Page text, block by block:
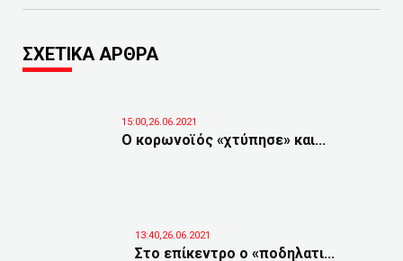
ΣΧΕΤΙΚΑ ΑΡΘΡΑ
15:00,26.06.2021
Ο κορωνοϊός «χτύπησε» και...
13:40,26.06.2021
Στο επίκεντρο ο «ποδηλατι...